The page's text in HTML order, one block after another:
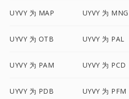
UYVY 为 MAP UYVY 为 MNG
UYVY 为 OTB UYVY 为 PAL
UYVY 为 PAM UYVY 为 PCD
UYVY 为 PDB UYVY 为 PFM